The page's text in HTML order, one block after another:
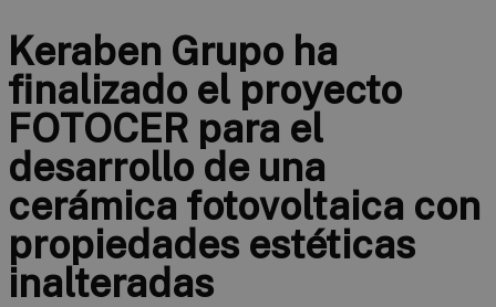
Keraben Grupo ha
finalizado el proyecto
FOTOCER para el
desarrollo de una
cerámica fotovoltaica con
propiedades estéticas
inalteradas